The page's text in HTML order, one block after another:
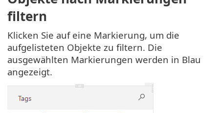
filtern
Klicken Sie auf eine Markierung, um die
aufgelisteten Objekte zu filtern. Die
ausgewählten Markierungen werden in Blau
angezeigt.